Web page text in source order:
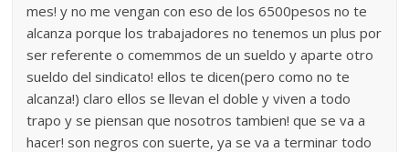
mes! y no me vengan con eso de los 6500pesos no te
alcanza porque los trabajadores no tenemos un plus por
ser referente o comemmos de un sueldo y aparte otro
sueldo del sindicato! ellos te dicen(pero como no te
alcanza!) claro ellos se llevan el doble y viven a todo
trapo y se piensan que nosotros tambien! que se va a
hacer! son negros con suerte, ya se va a terminar todo